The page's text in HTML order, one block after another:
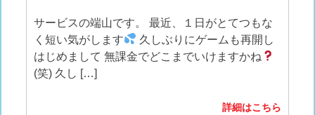
サービスの端山です。 最近、１日がとてつもな
く短い気がします
久しぶりにゲームも再開し
はじめまして 無課金でどこまでいけますかね
(笑) 久し […]
詳細はこちら